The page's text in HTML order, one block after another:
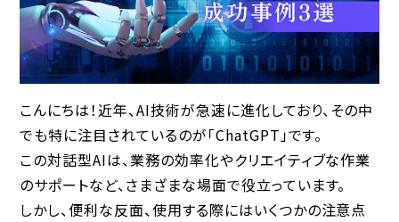
こんにちは！近年、AI技術が急速に進化しており、その中
でも特に注目されているのが「ChatGPT」です。
この対話型AIは、業務の効率化やクリエイティブな作業
のサポートなど、さまざまな場面で役立っています。
しかし、便利な反面、使用する際にはいくつかの注意点